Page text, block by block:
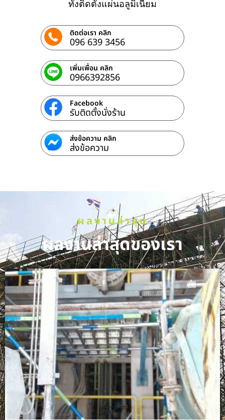
ทั้งติดตั้งแผ่นอลูมิเนียม
ติดต่อเรา คลิก
096 639 3456
เพิ่มเพื่อน คลิก
0966392856
Facebook
รับติดตั้งนั่งร้าน
ส่งข้อความ คลิก
ส่งข้อความ
ผลงานล่าสุด
ผลงานล่าสุดของเรา